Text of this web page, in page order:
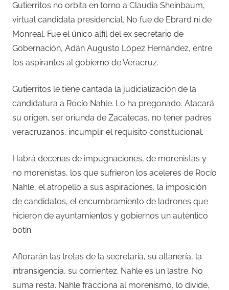
Gutierritos no orbita en torno a Claudia Sheinbaum,
virtual candidata presidencial. No fue de Ebrard ni de
Monreal. Fue el único alfil del ex secretario de
Gobernación, Adán Augusto López Hernández, entre
los aspirantes al gobierno de Veracruz.
Gutierritos le tiene cantada la judicialización de la
candidatura a Rocío Nahle. Lo ha pregonado. Atacará
su origen, ser oriunda de Zacatecas, no tener padres
veracruzanos, incumplir el requisito constitucional.
Habrá decenas de impugnaciones, de morenistas y
no morenistas, los que sufrieron los aceleres de Rocío
Nahle, el atropello a sus aspiraciones, la imposición
de candidatos, el encumbramiento de ladrones que
hicieron de ayuntamientos y gobiernos un auténtico
botín.
Aflorarán las tretas de la secretaria, su altanería, la
intransigencia, su corrientez. Nahle es un lastre. No
suma resta. Nahle fracciona al morenismo, lo divide,